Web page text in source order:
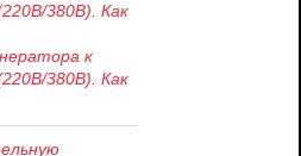
к
380В). Как